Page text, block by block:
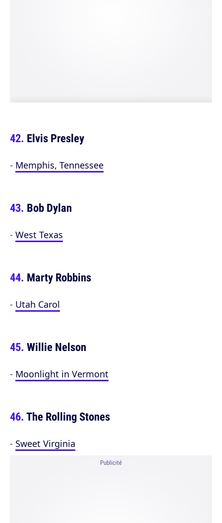
Elvis Presley
- Memphis, Tennessee
Bob Dylan
- West Texas
Marty Robbins
- Utah Carol
Willie Nelson
- Moonlight in Vermont
The Rolling Stones
- Sweet Virginia
Publicité